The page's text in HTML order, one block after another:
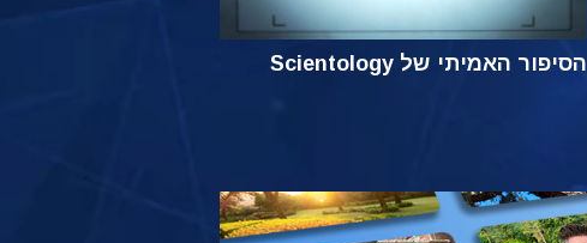
הסיפור האמיתי של Scientology